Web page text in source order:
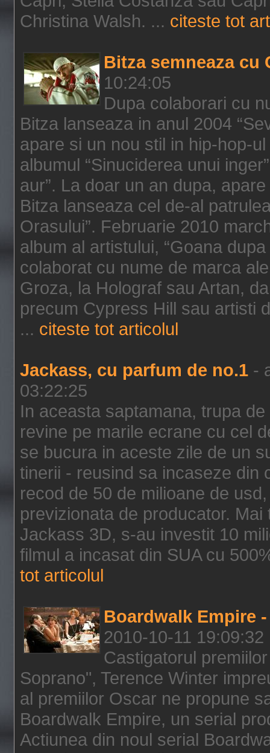
Christina Walsh. ... citeste tot
Bitza semneaza cu
10:24:05
Dupa colaborari cu
Bitza lanseaza in anul 2004
apare si un nou stil in hip-hop-
albumul “Sinuciderea unui
aur”. La doar un an dupa,
Bitza lanseaza cel de-al
Orasului”. Februarie 2010
album al artistului, “Goana
colaborat cu nume de marca
Groza, la Holograf sau Artan,
precum Cypress Hill sau artisti
... citeste tot articolul
Jackass, cu parfum de no.1 -
03:22:25
In aceasta saptamana, trupa
revine pe marile ecrane cu cel
se bucura in aceste zile de un
tinerii - reusind sa incaseze din
recod de 50 de milioane de
previzionata de producator.
Jackass 3D, s-au investit 10
filmul a incasat din SUA cu
tot articolul
Boardwalk Empire
2010-10-11 19:09:32
Castigatorul
Soprano", Terence Winter
al premiilor Oscar ne propune
Boardwalk Empire, un serial
Actiunea din noul serial